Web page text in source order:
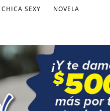
CHICA SEXY NOVELA